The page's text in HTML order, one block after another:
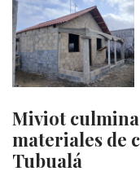
Miviot
materiales de
Tubualá